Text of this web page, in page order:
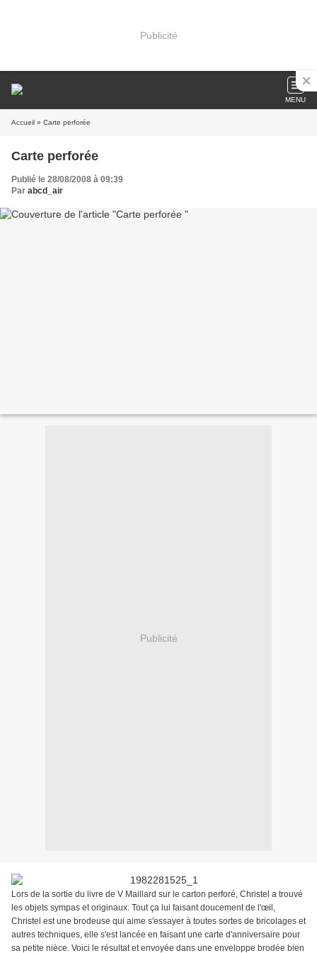
Publicité
MENU
Accueil » Carte perforée
Carte perforée
Publié le 28/08/2008 à 09:39
Par abcd_air
Publicité
Lors de la sortie du livre de V Maillard sur le carton perforé, Christel a trouvé
les objets sympas et originaux. Tout ça lui faisant doucement de l'œil,
Christel est une brodeuse qui aime s'essayer à toutes sortes de bricolages et
autres techniques, elle s'est lancée en faisant une carte d'anniversaire pour
sa petite nièce. Voici le résultat et envoyée dans une enveloppe brodée bien